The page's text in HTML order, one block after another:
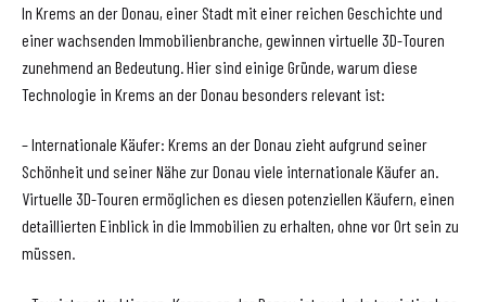
In Krems an der Donau, einer Stadt mit einer reichen Geschichte und
einer wachsenden Immobilienbranche, gewinnen virtuelle 3D-Touren
zunehmend an Bedeutung. Hier sind einige Gründe, warum diese
Technologie in Krems an der Donau besonders relevant ist:
– Internationale Käufer: Krems an der Donau zieht aufgrund seiner
Schönheit und seiner Nähe zur Donau viele internationale Käufer an.
Virtuelle 3D-Touren ermöglichen es diesen potenziellen Käufern, einen
detaillierten Einblick in die Immobilien zu erhalten, ohne vor Ort sein zu
müssen.